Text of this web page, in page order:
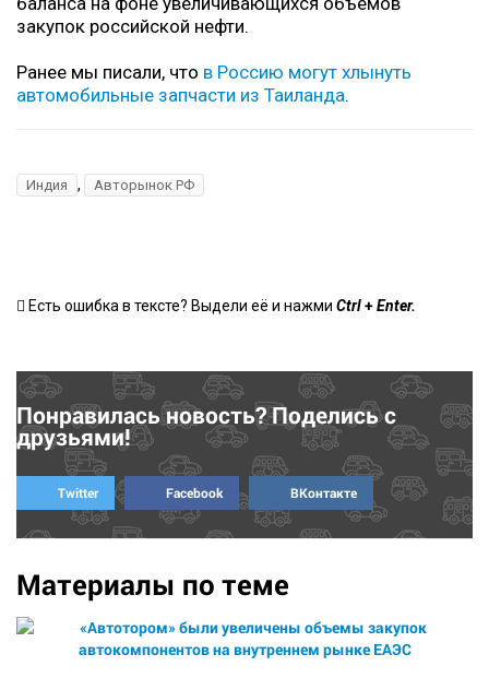
закупок российской нефти.
Ранее мы писали, что в Россию могут хлынуть
автомобильные запчасти из Таиланда.
Индия , Авторынок РФ
Есть ошибка в тексте? Выдели её и нажми Ctrl+Enter.
Понравилась новость? Поделись с
друзьями!
Twitter Facebook ВКонтакте
Материалы по теме